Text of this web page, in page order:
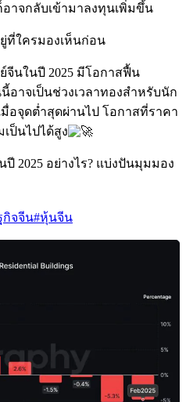
าจกลับเข้ามาลงทุนเพิ่มขึ้น
ที่ใครมองเห็นก่อน
จีนในปี 2025 มีโอกาสฟื้น
อาจเป็นช่วงเวลาทองสำหรับนัก
อจุดต่ำสุดผ่านไป โอกาสที่ราคา
ป็นไปได้สูง
2025 อย่างไร? แบ่งปันมุมมอง
กิจจีน#หุ้นจีน